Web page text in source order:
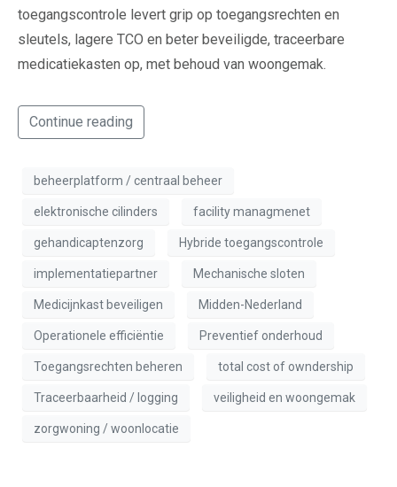
toegangscontrole levert grip op toegangsrechten en
sleutels, lagere TCO en beter beveiligde, traceerbare
medicatiekasten op, met behoud van woongemak.
Continue reading
beheerplatform / centraal beheer
elektronische cilinders facility managmenet
gehandicaptenzorg Hybride toegangscontrole
implementatiepartner Mechanische sloten
Medicijnkast beveiligen Midden-Nederland
Operationele efficiëntie Preventief onderhoud
Toegangsrechten beheren total cost of owndership
Traceerbaarheid / logging veiligheid en woongemak
zorgwoning / woonlocatie